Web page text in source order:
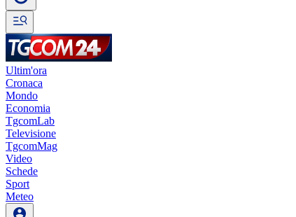
Ultim'ora
Cronaca
Mondo
Economia
TgcomLab
Televisione
TgcomMag
Video
Schede
Sport
Meteo